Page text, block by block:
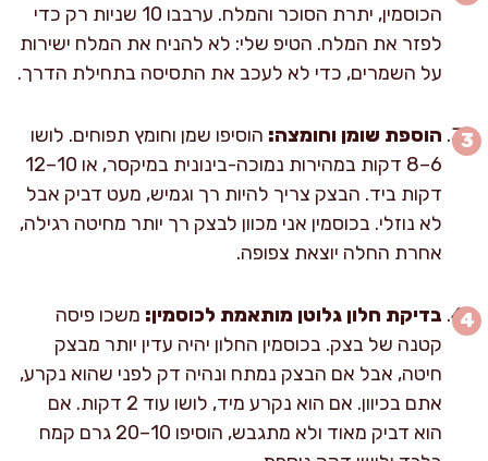
הכוסמין, יתרת הסוכר והמלח. ערבבו 10 שניות רק כדי
לפזר את המלח. הטיפ שלי: לא להניח את המלח ישירות
על השמרים, כדי לא לעכב את התסיסה בתחילת הדרך.
הוספת שומן וחומצה: הוסיפו שמן וחומץ תפוחים. לושו
6–8 דקות במהירות נמוכה-בינונית במיקסר, או 10–12
דקות ביד. הבצק צריך להיות רך וגמיש, מעט דביק אבל
לא נוזלי. בכוסמין אני מכוון לבצק רך יותר מחיטה רגילה,
אחרת החלה יוצאת צפופה.
בדיקת חלון גלוטן מותאמת לכוסמין: משכו פיסה
קטנה של בצק. בכוסמין החלון יהיה עדין יותר מבצק
חיטה, אבל אם הבצק נמתח ונהיה דק לפני שהוא נקרע,
אתם בכיוון. אם הוא נקרע מיד, לושו עוד 2 דקות. אם
הוא דביק מאוד ולא מתגבש, הוסיפו 10–20 גרם קמח